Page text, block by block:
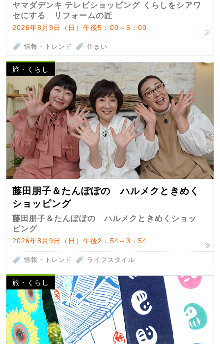
匠 第7弾
ヤマダデンキ テレビショッピング くらしをシアワ
セにする リフォームの匠
2026年8月9日（日）午後5：00～6：00
情報・トレンド 住まい
旅・くらし
藤田朋子＆たんぽぽの ハルメクときめく
ショッピング
藤田朋子＆たんぽぽの ハルメクときめくショッ
ピング
2026年8月9日（日）午後2：54～3：54
情報・トレンド ライフスタイル
旅・くらし